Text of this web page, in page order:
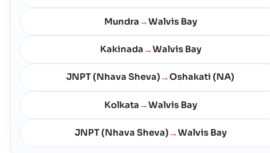
Mundra →Walvis Bay
Kakinada →Walvis Bay
JNPT (Nhava Sheva) →Oshakati (NA)
Kolkata →Walvis Bay
JNPT (Nhava Sheva) →Walvis Bay